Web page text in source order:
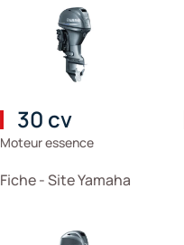
30 cv
Moteur essence
Fiche - Site Yamaha